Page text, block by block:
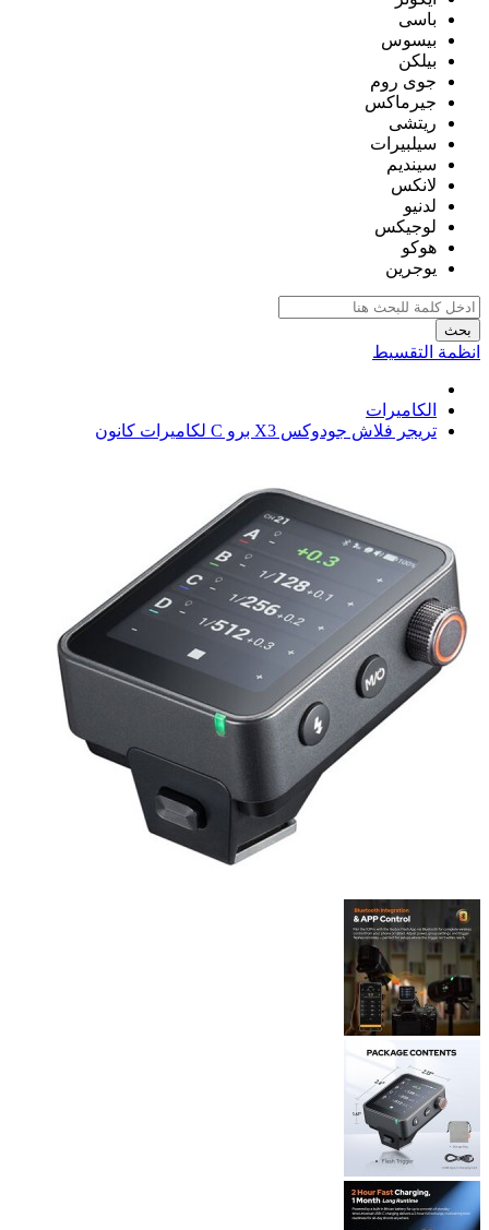
باسى
بيسوس
بيلكن
جوى روم
جيرماكس
ريتشى
سيلبيرات
سينديم
لانكس
لدنيو
لوجيكس
هوكو
يوجرين
بحث
انظمة التقسيط
الكاميرات
تريجر فلاش جودوكس X3 برو C لكاميرات كانون